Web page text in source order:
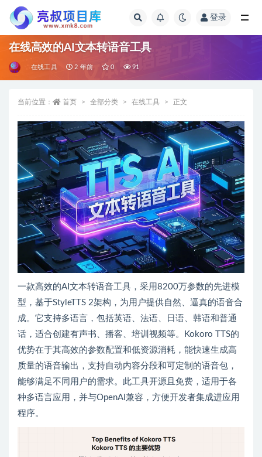
登录
在线高效的AI文本转语音工具
在线工具 2 年前 0 91
当前位置： 首页 全部分类 在线工具 正文
一款高效的AI文本转语音工具，采用8200万参数的先进模
型，基于StyleTTS 2架构，为用户提供自然、逼真的语音合
成。它支持多语言，包括英语、法语、日语、韩语和普通
话，适合创建有声书、播客、培训视频等。Kokoro TTS的
优势在于其高效的参数配置和低资源消耗，能快速生成高
质量的语音输出，支持自动内容分段和可定制的语音包，
能够满足不同用户的需求。此工具开源且免费，适用于各
种多语言应用，并与OpenAI兼容，方便开发者集成进应用
程序。